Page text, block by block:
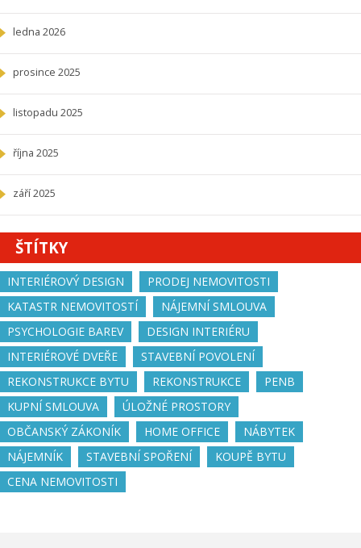
ledna 2026
prosince 2025
listopadu 2025
října 2025
září 2025
ŠTÍTKY
INTERIÉROVÝ DESIGN
PRODEJ NEMOVITOSTI
KATASTR NEMOVITOSTÍ
NÁJEMNÍ SMLOUVA
PSYCHOLOGIE BAREV
DESIGN INTERIÉRU
INTERIÉROVÉ DVEŘE
STAVEBNÍ POVOLENÍ
REKONSTRUKCE BYTU
REKONSTRUKCE
PENB
KUPNÍ SMLOUVA
ÚLOŽNÉ PROSTORY
OBČANSKÝ ZÁKONÍK
HOME OFFICE
NÁBYTEK
NÁJEMNÍK
STAVEBNÍ SPOŘENÍ
KOUPĚ BYTU
CENA NEMOVITOSTI